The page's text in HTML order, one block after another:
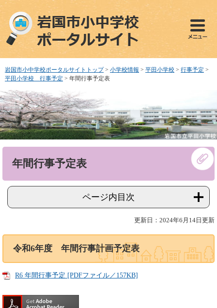
ペ
で
す
メ
ば
し
本
文
へ
岩国市小中学校ポータルサイトトップ > 小学校情報 > 平田小学校 > 行事予定 >
平田小学校 行事予定 > 年間行事予定表
年間行事予定表
ページ内目次
更新日：2024年6月14日更新
令和6年度 年間行事計画予定表
R6 年間行事予定 [PDFファイル／157KB]